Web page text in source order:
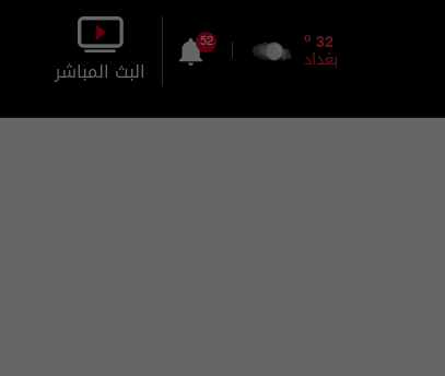
32
o
بغداد
52
البث المباشر